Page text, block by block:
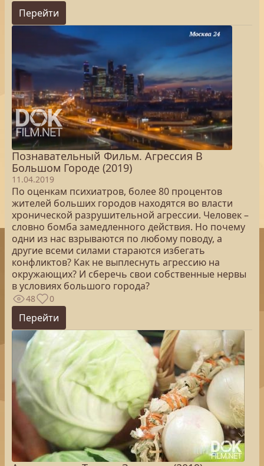
Перейти
Познавательный Фильм. Агрессия В
Большом Городе (2019)
11.04.2019
По оценкам психиатров, более 80 процентов
жителей больших городов находятся во власти
хронической разрушительной агрессии. Человек –
словно бомба замедленного действия. Но почему
одни из нас взрываются по любому поводу, а
другие всеми силами стараются избегать
конфликтов? Как не выплеснуть агрессию на
окружающих? И сберечь свои собственные нервы
в условиях большого города?
48 0
Перейти